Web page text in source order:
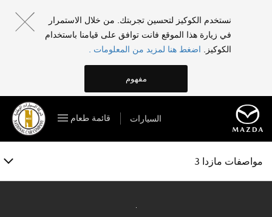
نستخدم الكوكيز لتحسين تجربتك. من خلال الاستمرار
في زيارة هذا الموقع فانت توافق على قيامنا باستخدام
الكوكيز.
اضغط هنا لمزيد من المعلومات .
مفهوم
السيارات قائمة طعام
مواصفات مازدا 3
الفئات والمواصفات
الخصائص
المعرض
الملحقات